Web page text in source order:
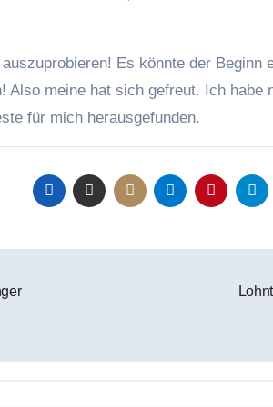
Es könnte der Beginn
Also meine hat sich gefreut. Ich
für mich herausgefunden.